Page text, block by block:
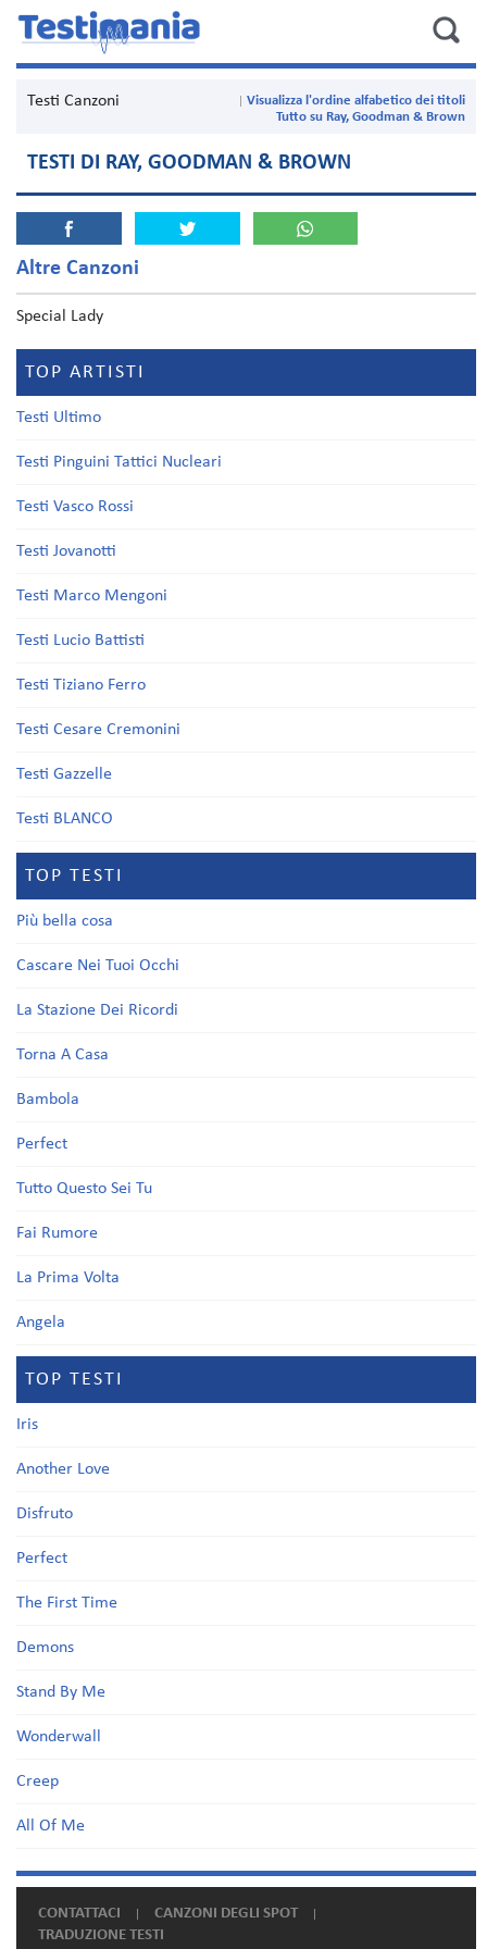
Testi Canzoni
Visualizza l'ordine alfabetico dei titoli
Tutto su Ray, Goodman & Brown
TESTI DI RAY, GOODMAN & BROWN
Altre Canzoni
Special Lady
TOP ARTISTI
Testi Ultimo
Testi Pinguini Tattici Nucleari
Testi Vasco Rossi
Testi Jovanotti
Testi Marco Mengoni
Testi Lucio Battisti
Testi Tiziano Ferro
Testi Cesare Cremonini
Testi Gazzelle
Testi BLANCO
TOP TESTI
Più bella cosa
Cascare Nei Tuoi Occhi
La Stazione Dei Ricordi
Torna A Casa
Bambola
Perfect
Tutto Questo Sei Tu
Fai Rumore
La Prima Volta
Angela
TOP TESTI
Iris
Another Love
Disfruto
Perfect
The First Time
Demons
Stand By Me
Wonderwall
Creep
All Of Me
CONTATTACI
CANZONI DEGLI SPOT
TRADUZIONE TESTI